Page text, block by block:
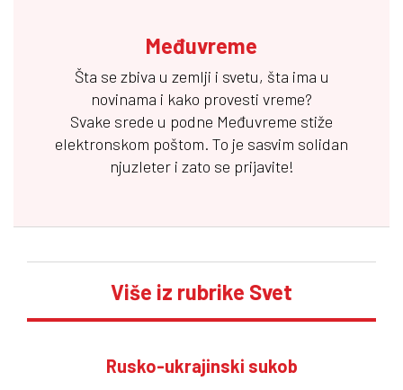
Međuvreme
Šta se zbiva u zemlji i svetu, šta ima u
novinama i kako provesti vreme?
Svake srede u podne Međuvreme stiže
elektronskom poštom. To je sasvim solidan
njuzleter i zato se prijavite!
Više iz rubrike Svet
Rusko-ukrajinski sukob